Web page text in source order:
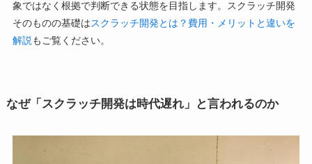
象ではなく根拠で判断できる状態を目指します。スクラッチ開発
そのものの基礎はスクラッチ開発とは？費用・メリットと違いを
解説 もご覧ください。
なぜ「スクラッチ開発は時代遅れ」と言われるのか